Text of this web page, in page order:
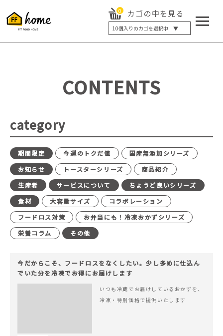
0 カゴの中を見る
10個入りのカゴを選択中 ▼
5個入り
20個入り
最大12%OFF
CONTENTS
category
期間限定 今週のトクだ値
国産無添加シリーズ
お知らせ
トースターシリーズ
商品紹介
生産者
サービスについて
ちょうど良いシリーズ
食材
大容量サイズ
コラボレーション
フードロス対策
お弁当にも！冷凍おかずシリーズ
栄養コラム
その他
今だからこそ、フードロスをなくしたい。少し多めに仕込ん
でいた分を冷凍でお得にお届けします
いつも冷蔵でお届けしているおかずを、
冷凍・特別価格で提供いたします